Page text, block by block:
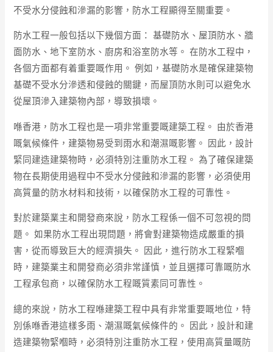
不受水分侵蝕和滲漏的影響，防水工程顯得至關重要。
防水工程一般包括以下幾個方面： 基礎防水、屋頂防水、牆
面防水、地下室防水、廚房和浴室防水等。 在防水工程中，
各個方面都有着重要嘅作用。 例如，基礎防水是確保建築物
基礎不受水分滲透和侵蝕的關鍵，而屋頂防水則可以避免水
從屋頂滲入建築物內部，導致損壞。
喺香港，防水工程也是一項非常重要嘅建築工程。 由於香港
嘅氣候條件，建築物易受到雨水和潮濕嘅影響。 因此，設計
緊同建造建築物時，必須特別注重防水工程。 為了確保建築
物在長期使用過程中不受水分侵蝕和滲漏的影響，必須使用
高質量的防水材料和技術，以確保防水工程的可靠性。
對於建築業主和開發商來說，防水工程係一個不可忽視的問
題。 如果防水工程出現問題，將會對建築物造成嚴重的損
害，從而導致巨大的經濟損失。 因此，進行防水工程緊嗰
時，建築業主和開發商必須非常謹慎，並且選擇可靠嘅防水
工程承包商，以確保防水工程嘅質素同可靠性。
總的來說，防水工程喺建築工程中具有非常重要嘅地位，特
別係喺香港這樣多雨、潮濕嘅氣候條件的。 因此，設計和建
造建築物緊嗰時，必須特別注重防水工程，使用高質量嘅防